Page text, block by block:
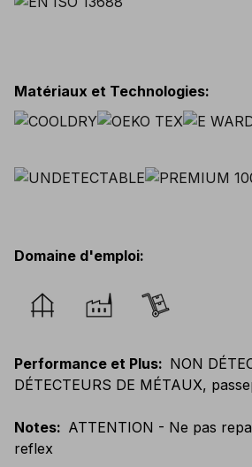
Matériaux et Technologies:
Domaine d'emploi:
Performance et Plus: NON
DÉTECTEURS DE MÉTAUX,
Notes: ATTENTION - Ne pas
reflex